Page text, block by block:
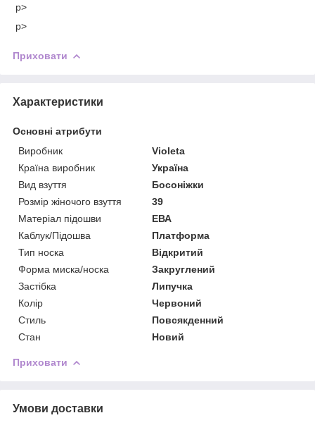
p>
p>
Приховати
Характеристики
Основні атрибути
Виробник
Violeta
Країна виробник
Україна
Вид взуття
Босоніжки
Розмір жіночого взуття
39
Матеріал підошви
ЕВА
Каблук/Підошва
Платформа
Тип носка
Відкритий
Форма миска/носка
Закруглений
Застібка
Липучка
Колір
Червоний
Стиль
Повсякденний
Стан
Новий
Приховати
Умови доставки